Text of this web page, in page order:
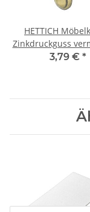
HETTICH
Zinkdruckguss
brüniert
3,79 € *